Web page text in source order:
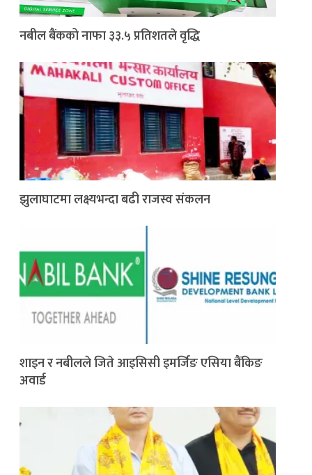
नबील बैंकको नाफा ३३.५ प्रतिशतले वृद्धि
झुलाघाटमा लक्ष्यभन्दा बढी राजस्व संकलन
शाइन र नबीलले जिते आइसिसी इमर्जिङ एसिया बैंकिङ
अवार्ड